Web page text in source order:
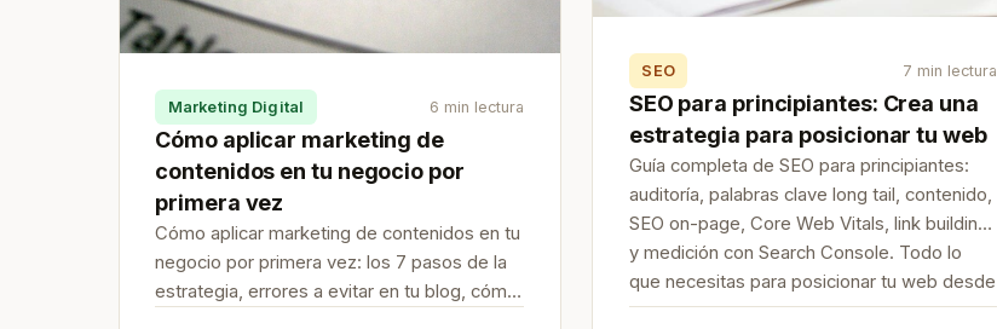
Marketing Digital 6 min lectura
Cómo aplicar marketing de
contenidos en tu negocio por
primera vez
Cómo aplicar marketing de contenidos en tu
negocio por primera vez: los 7 pasos de la
estrategia, errores a evitar en tu blog, cómo
SEO 7 min lectura
SEO para principiantes: Crea una
estrategia para posicionar tu web
Guía completa de SEO para principiantes:
auditoría, palabras clave long tail, contenido,
SEO on-page, Core Web Vitals, link building
y medición con Search Console. Todo lo
que necesitas para posicionar tu web desde
cero, paso a paso.